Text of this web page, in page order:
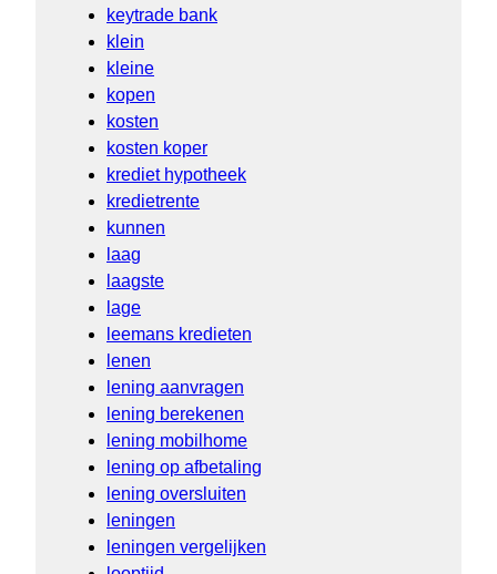
keytrade bank
klein
kleine
kopen
kosten
kosten koper
krediet hypotheek
kredietrente
kunnen
laag
laagste
lage
leemans kredieten
lenen
lening aanvragen
lening berekenen
lening mobilhome
lening op afbetaling
lening oversluiten
leningen
leningen vergelijken